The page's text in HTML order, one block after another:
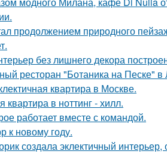
продолжением природного
без лишнего декора
ресторан "Ботаника на Песке" в
квартира в Москве.
квартира в ноттинг - хилл.
работает вместе с командой.
к новому году.
создала эклектичный